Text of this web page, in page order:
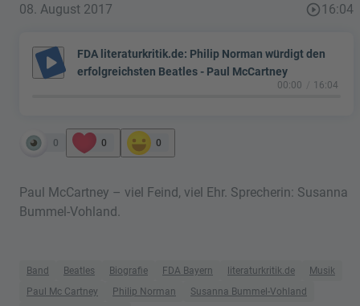
08. August 2017 play_circle_outline16:04
play_arrow
FDA literaturkritik.de: Philip Norman würdigt den
erfolgreichsten Beatles - Paul McCartney
00:00 16:04
0 0 0
Paul McCartney – viel Feind, viel Ehr. Sprecherin: Susanna
Bummel-Vohland.
Band Beatles Biografie FDA Bayern literaturkritik.de
Musik
Paul Mc Cartney
Philip Norman
Susanna Bummel-Vohland